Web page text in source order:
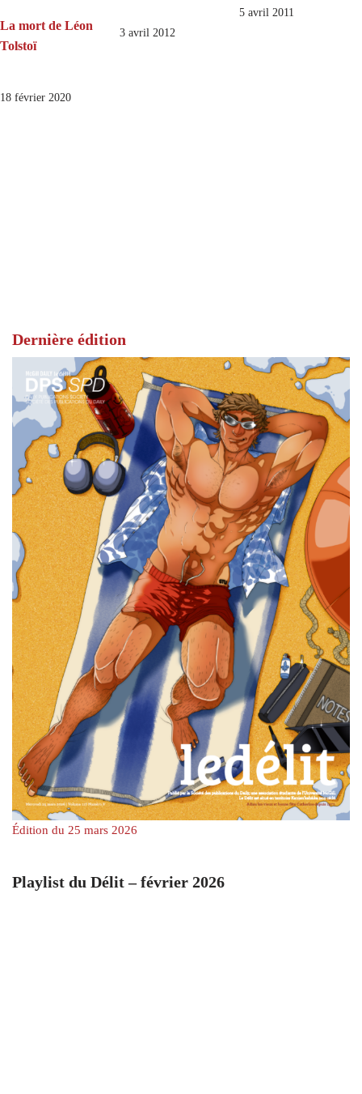
La mort de Léon
Tolstoï
18 février 2020
3 avril 2012
5 avril 2011
Dernière édition
Édition du 25 mars 2026
Playlist du Délit – février 2026